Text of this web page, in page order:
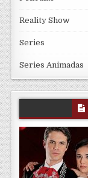
Reality Show
Series
Series Animadas